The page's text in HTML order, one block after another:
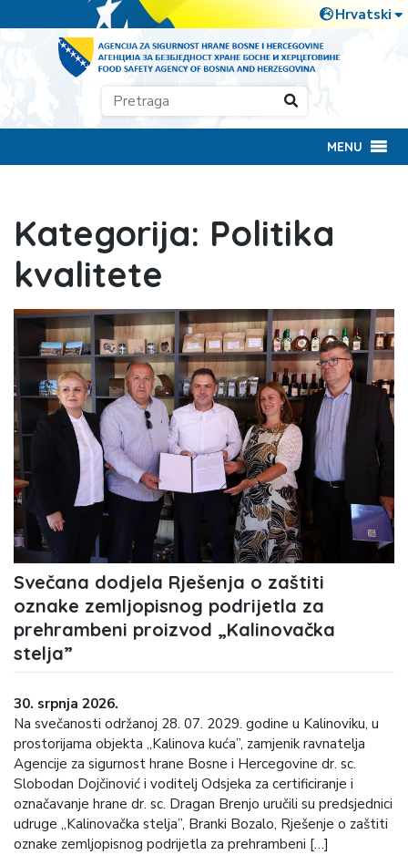
MENU
Kategorija: Politika
kvalitete
Svečana dodjela Rješenja o zaštiti
oznake zemljopisnog podrijetla za
prehrambeni proizvod „Kalinovačka
stelja”
30. srpnja 2026.
Na svečanosti održanoj 28. 07. 2029. godine u Kalinoviku, u
prostorijama objekta „Kalinova kuća”, zamjenik ravnatelja
Agencije za sigurnost hrane Bosne i Hercegovine dr. sc.
Slobodan Dojčinović i voditelj Odsjeka za certificiranje i
označavanje hrane dr. sc. Dragan Brenjo uručili su predsjednici
udruge „Kalinovačka stelja”, Branki Bozalo, Rješenje o zaštiti
oznake zemljopisnog podrijetla za prehrambeni […]